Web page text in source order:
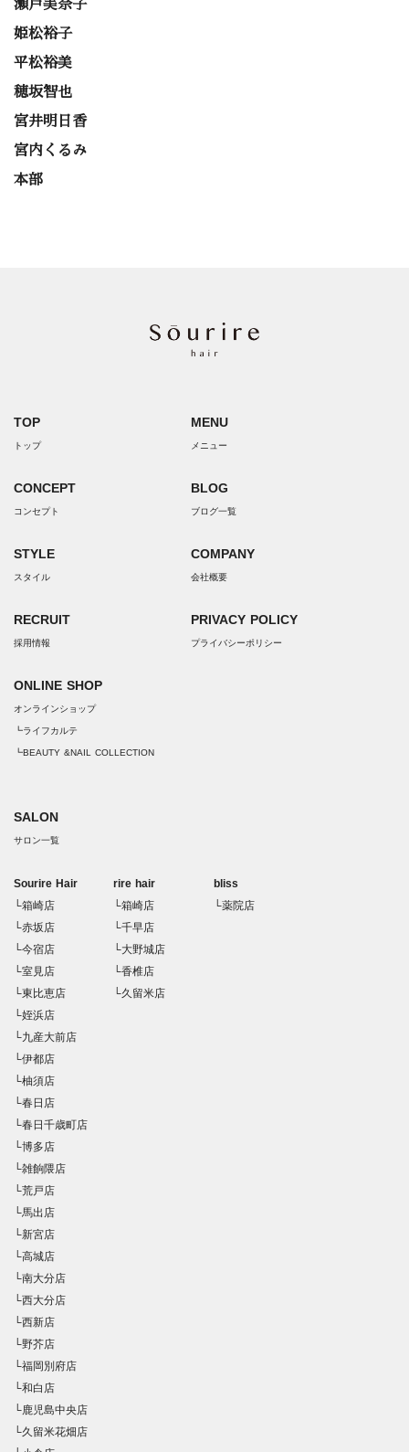
瀬戸美奈子
姫松裕子
平松裕美
穂坂智也
宮井明日香
宮内くるみ
本部
TOP
トップ
CONCEPT
コンセプト
STYLE
スタイル
RECRUIT
採用情報
ONLINE SHOP
オンラインショップ
┗ライフカルテ
┗BEAUTY &NAIL COLLECTION
MENU
メニュー
BLOG
ブログ一覧
COMPANY
会社概要
PRIVACY POLICY
プライバシーポリシー
SALON
サロン一覧
Sourire Hair
└箱崎店
└赤坂店
└今宿店
└室見店
└東比恵店
└姪浜店
└九産大前店
└伊都店
└柚須店
└春日店
└春日千歳町店
└博多店
└雑餉隈店
└荒戸店
└馬出店
└新宮店
└高城店
└南大分店
└西大分店
└西新店
└野芥店
└福岡別府店
└和白店
└鹿児島中央店
└久留米花畑店
rire hair
└箱崎店
└千早店
└大野城店
└香椎店
└久留米店
bliss
└薬院店